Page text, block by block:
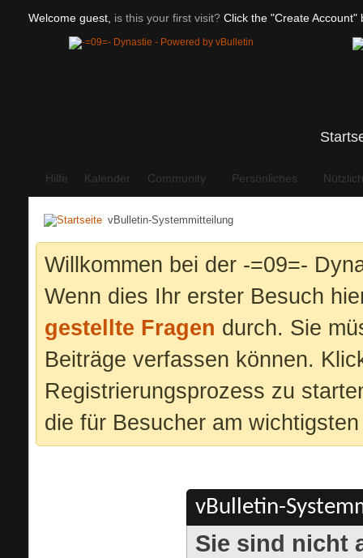
Welcome guest, is this your first visit? Click the "Create Account"
Hilfe Kalender Community Persönliches
vBulletin-Systemmitteilung
Willkommen bei der -=09=-
Wenn dies Ihr erster Besuch
gestellte Fragen durch. Sie
Beiträge verfassen können.
Registrierungsprozess zu
die für Besucher am
vBulletin-
Sie sind nicht